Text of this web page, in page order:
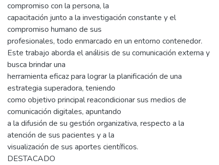
compromiso con la persona, la
capacitación junto a la investigación constante y el
compromiso humano de sus
profesionales, todo enmarcado en un entorno contenedor.
Este trabajo aborda el análisis de su comunicación externa y
busca brindar una
herramienta eficaz para lograr la planificación de una
estrategia superadora, teniendo
como objetivo principal reacondicionar sus medios de
comunicación digitales, apuntando
a la difusión de su gestión organizativa, respecto a la
atención de sus pacientes y a la
visualización de sus aportes científicos.
DESTACADO